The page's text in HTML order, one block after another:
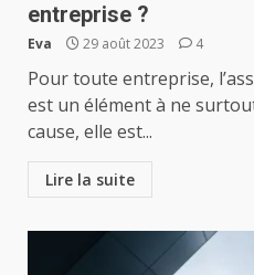
entreprise ?
Eva 29 août 2023 4
Pour toute entreprise,
est un élément à ne
cause, elle est...
Lire la suite